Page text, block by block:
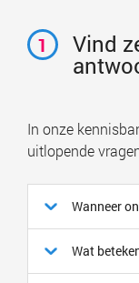
1 Vind
In onze
uitlopende
Wanneer
Wat